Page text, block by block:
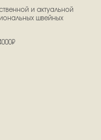
и актуальной
швейных